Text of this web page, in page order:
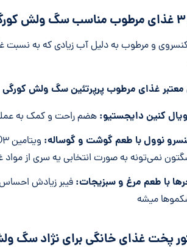
و مرطوب به دلیل آب زیادی که به
معتبر غذای مرطوب پرپرتئین سگ ولش کورگی
کنین دایجستیو: هضم راحت و کمک به
نوول با طعم گوشت و گوساله:
نمی‌تونه به صورت انتخابی یه سری از مواد
با طعم مرغ و سبزیجات: فیبر زیادش
میشه